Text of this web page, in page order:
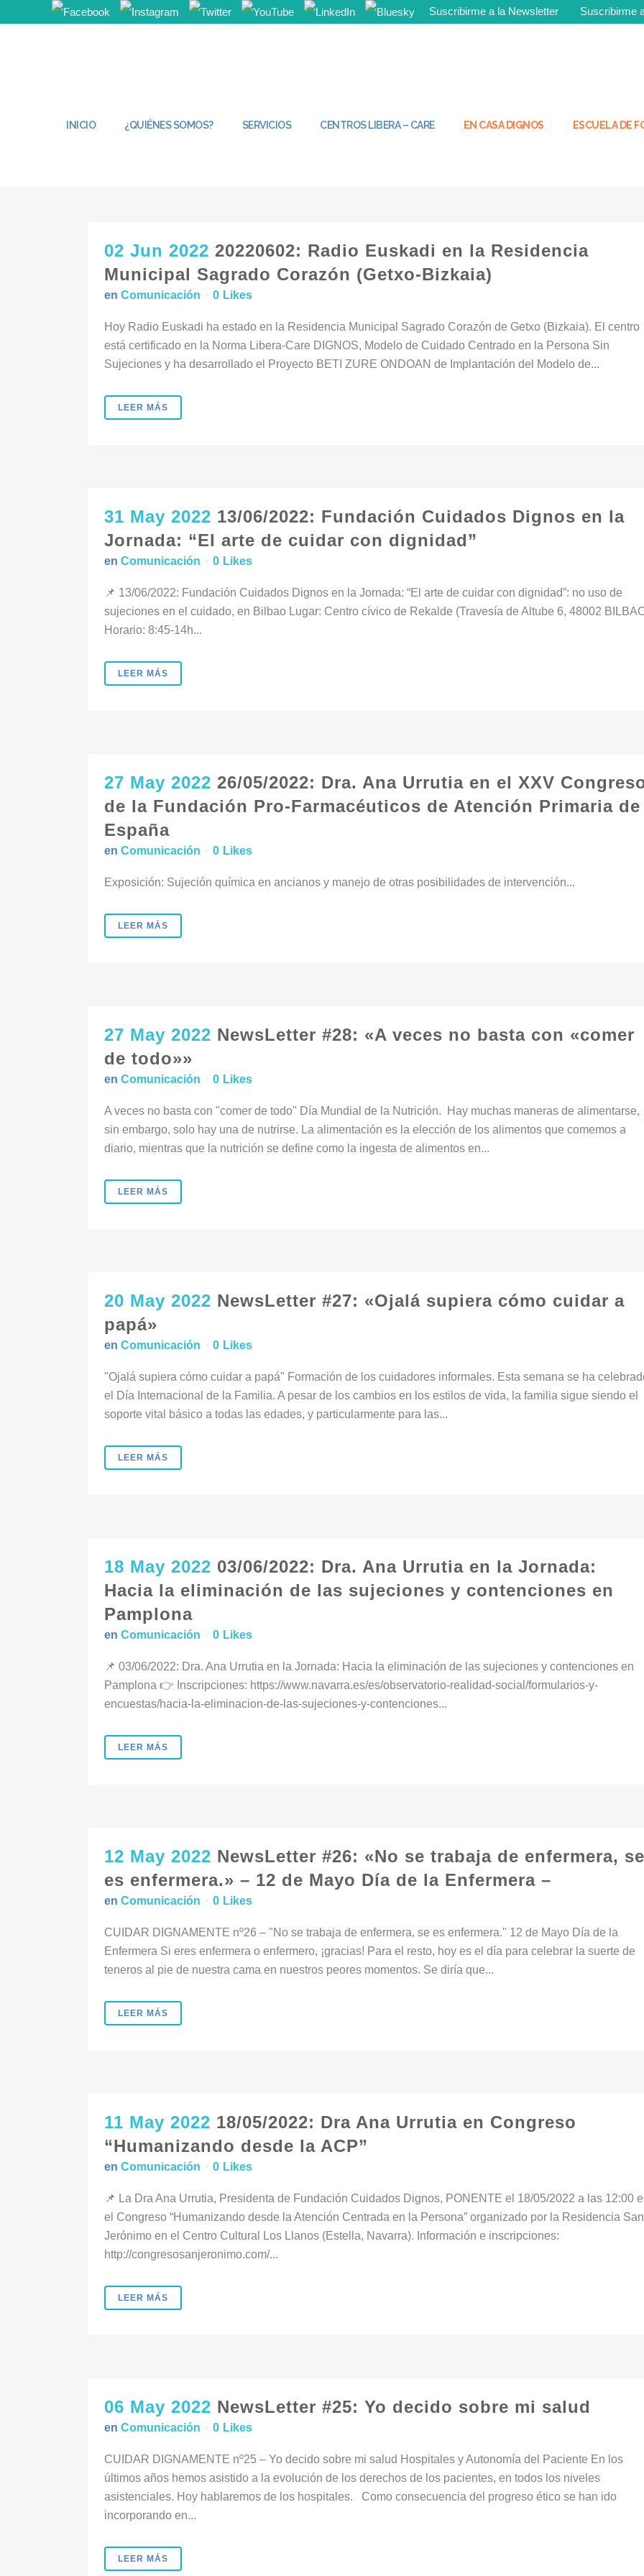
Suscribirme a la Newsletter
Suscribirme
INICIO ¿QUIÉNES SOMOS? SERVICIOS CENTROS LIBERA – CARE EN CASA DIGNOS ESCUELA DE
02 Jun 2022 20220602: Radio Euskadi en la Residencia
Municipal Sagrado Corazón (Getxo-Bizkaia)
en Comunicación 0 Likes
Hoy Radio Euskadi ha estado en la Residencia Municipal Sagrado Corazón de Getxo (Bizkaia). El centro
está certificado en la Norma Libera-Care DIGNOS, Modelo de Cuidado Centrado en la Persona Sin
Sujeciones y ha desarrollado el Proyecto BETI ZURE ONDOAN de Implantación del Modelo de...
LEER MÁS
31 May 2022 13/06/2022: Fundación Cuidados Dignos en la
Jornada: “El arte de cuidar con dignidad”
en Comunicación 0 Likes
📌 13/06/2022: Fundación Cuidados Dignos en la Jornada: “El arte de cuidar con dignidad”: no uso de
sujeciones en el cuidado, en Bilbao Lugar: Centro cívico de Rekalde (Travesía de Altube 6, 48002
Horario: 8:45-14h...
LEER MÁS
27 May 2022 26/05/2022: Dra. Ana Urrutia en el XXV
de la Fundación Pro-Farmacéuticos de Atención Primaria de
España
en Comunicación 0 Likes
Exposición: Sujeción química en ancianos y manejo de otras posibilidades de intervención...
LEER MÁS
27 May 2022 NewsLetter #28: «A veces no basta con «comer
de todo»»
en Comunicación 0 Likes
A veces no basta con "comer de todo" Día Mundial de la Nutrición. Hay muchas maneras de alimentarse,
sin embargo, solo hay una de nutrirse. La alimentación es la elección de los alimentos que comemos a
diario, mientras que la nutrición se define como la ingesta de alimentos en...
LEER MÁS
20 May 2022 NewsLetter #27: «Ojalá supiera cómo cuidar a
papá»
en Comunicación 0 Likes
"Ojalá supiera cómo cuidar a papá" Formación de los cuidadores informales. Esta semana se ha
el Día Internacional de la Familia. A pesar de los cambios en los estilos de vida, la familia sigue siendo el
soporte vital básico a todas las edades, y particularmente para las...
LEER MÁS
18 May 2022 03/06/2022: Dra. Ana Urrutia en la Jornada:
Hacia la eliminación de las sujeciones y contenciones en
Pamplona
en Comunicación 0 Likes
📌 03/06/2022: Dra. Ana Urrutia en la Jornada: Hacia la eliminación de las sujeciones y contenciones en
Pamplona 👉 Inscripciones: https://www.navarra.es/es/observatorio-realidad-social/formularios-y-
encuestas/hacia-la-eliminacion-de-las-sujeciones-y-contenciones...
LEER MÁS
12 May 2022 NewsLetter #26: «No se trabaja de enfermera, se
es enfermera.» – 12 de Mayo Día de la Enfermera –
en Comunicación 0 Likes
CUIDAR DIGNAMENTE nº26 – "No se trabaja de enfermera, se es enfermera." 12 de Mayo Día de la
Enfermera Si eres enfermera o enfermero, ¡gracias! Para el resto, hoy es el día para celebrar la suerte de
teneros al pie de nuestra cama en nuestros peores momentos. Se diría que...
LEER MÁS
11 May 2022 18/05/2022: Dra Ana Urrutia en Congreso
“Humanizando desde la ACP”
en Comunicación 0 Likes
📌 La Dra Ana Urrutia, Presidenta de Fundación Cuidados Dignos, PONENTE el 18/05/2022 a las 12:00
el Congreso “Humanizando desde la Atención Centrada en la Persona” organizado por la Residencia San
Jerónimo en el Centro Cultural Los Llanos (Estella, Navarra). Información e inscripciones:
http://congresosanjeronimo.com/...
LEER MÁS
06 May 2022 NewsLetter #25: Yo decido sobre mi salud
en Comunicación 0 Likes
CUIDAR DIGNAMENTE nº25 – Yo decido sobre mi salud Hospitales y Autonomía del Paciente En los
últimos años hemos asistido a la evolución de los derechos de los pacientes, en todos los niveles
asistenciales. Hoy hablaremos de los hospitales. Como consecuencia del progreso ético se han ido
incorporando en...
LEER MÁS